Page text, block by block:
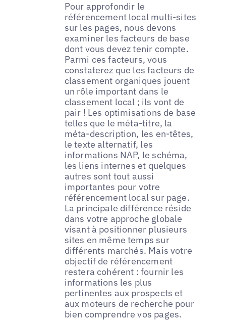
Pour approfondir le
référencement local multi-sites
sur les pages, nous devons
examiner les facteurs de base
dont vous devez tenir compte.
Parmi ces facteurs, vous
constaterez que les facteurs de
classement organiques jouent
un rôle important dans le
classement local ; ils vont de
pair ! Les optimisations de base
telles que le méta-titre, la
méta-description, les en-têtes,
le texte alternatif, les
informations NAP, le schéma,
les liens internes et quelques
autres sont tout aussi
importantes pour votre
référencement local sur page.
La principale différence réside
dans votre approche globale
visant à positionner plusieurs
sites en même temps sur
différents marchés. Mais votre
objectif de référencement
restera cohérent : fournir les
informations les plus
pertinentes aux prospects et
aux moteurs de recherche pour
bien comprendre vos pages.